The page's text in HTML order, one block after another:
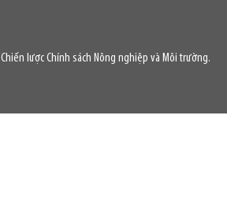
lược Chính sách Nông nghiệp và Môi trường.